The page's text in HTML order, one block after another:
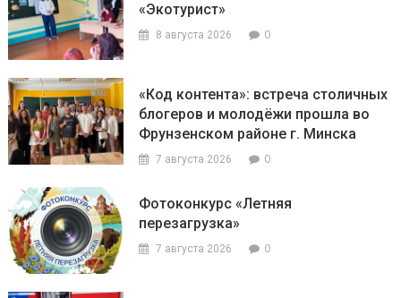
«Экотурист»
8 августа 2026 0
«Код контента»: встреча столичных
блогеров и молодёжи прошла во
Фрунзенском районе г. Минска
7 августа 2026 0
Фотоконкурс «Летняя
перезагрузка»
7 августа 2026 0